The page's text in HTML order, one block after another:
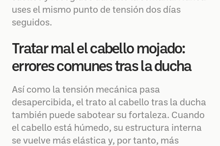
uses el mismo punto de tensión dos días
seguidos.
Tratar mal el cabello mojado:
errores comunes tras la ducha
Así como la tensión mecánica pasa
desapercibida, el trato al cabello tras la ducha
también puede sabotear su fortaleza. Cuando
el cabello está húmedo, su estructura interna
se vuelve más elástica y, por tanto, más